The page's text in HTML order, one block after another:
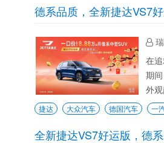
德系品质，全新捷达VS7
在
期
外
捷达 大众汽车 德国汽车 一
全新捷达VS7好运版，德